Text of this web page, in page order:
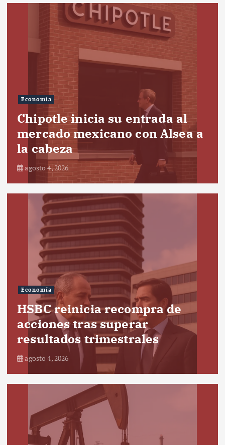
Economía
Chipotle inicia su entrada al
mercado mexicano con Alsea a
la cabeza
agosto 4, 2026
Economía
HSBC reinicia recompra de
acciones tras superar
resultados trimestrales
agosto 4, 2026